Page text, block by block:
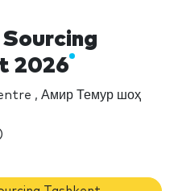
2026
, Амир Темур шоҳ